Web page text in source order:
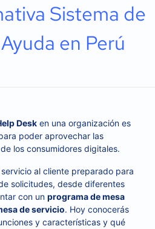
Sistema de
en Perú
Desk en una organización es
poder aprovechar las
los consumidores digitales.
al cliente preparado para
solicitudes, desde diferentes
con un programa de mesa
de servicio. Hoy conocerás
y características y qué